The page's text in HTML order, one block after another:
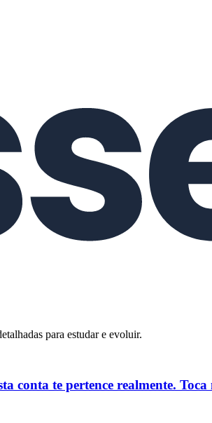
para estudar e evoluir.
conta te pertence realmente.